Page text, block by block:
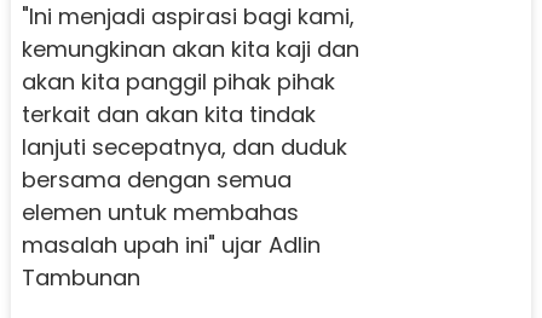
"Ini menjadi aspirasi bagi kami,
kemungkinan akan kita kaji dan
akan kita panggil pihak pihak
terkait dan akan kita tindak
lanjuti secepatnya, dan duduk
bersama dengan semua
elemen untuk membahas
masalah upah ini" ujar Adlin
Tambunan